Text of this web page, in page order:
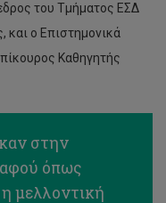
του Τμήματος ΕΣΔ
ο Επιστημονικά
Καθηγητής
στην
όπως
μελλοντική